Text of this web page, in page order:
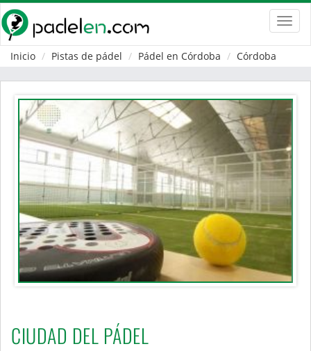
Inicio
Pistas de pádel Pádel en Córdoba Córdoba
CIUDAD DEL PÁDEL